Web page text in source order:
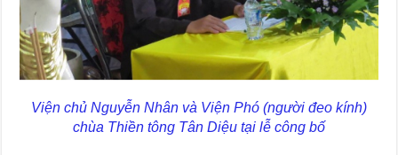
Viện chủ Nguyễn Nhân và Viện Phó (người đeo kính)
chùa Thiền tông Tân Diệu tại lễ công bố